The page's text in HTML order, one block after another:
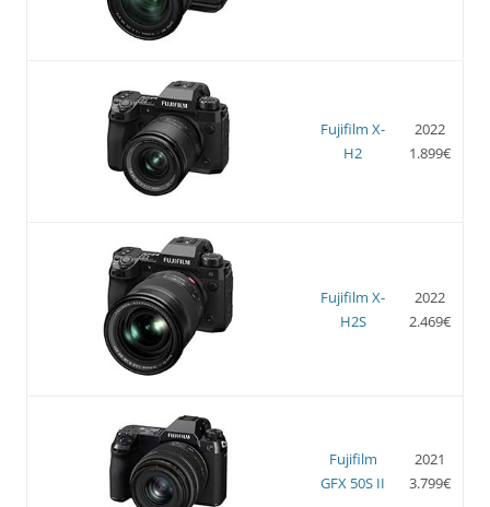
Fujifilm X-
H2
2022
1.899€
Fujifilm X-
H2S
2022
2.469€
Fujifilm
GFX 50S II
2021
3.799€